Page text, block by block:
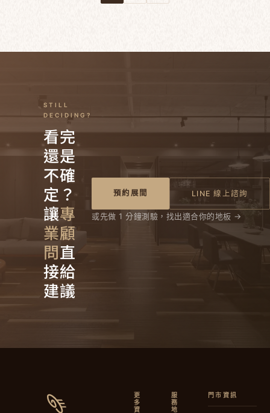
STILL
DECIDING?
看完
還是
不確
定？
讓專
業顧
問直
接給
建議
預約展間 LINE 線上諮詢
或先做 1 分鐘測驗，找出適合你的地板 →
更
多
資
服
務
地
門市資訊